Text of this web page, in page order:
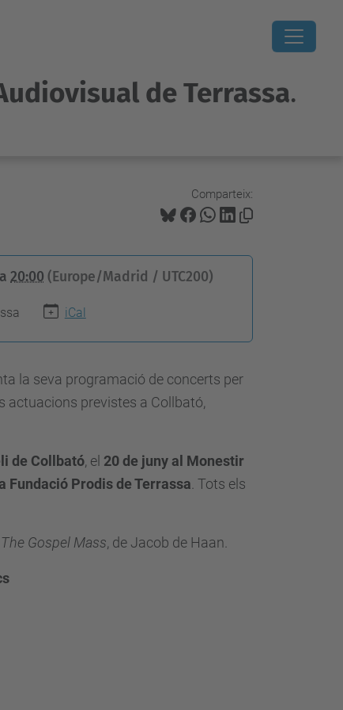
de Terrassa.
Comparteix:
a20:00 (Europe/Madrid / UTC200)
iCal
la seva programació de concerts per
actuacions previstes a Collbató,
de Collbató, el 20 de juny al Monestir
Fundació Prodis de Terrassa . Tots els
The Gospel Mass, de Jacob de Haan.